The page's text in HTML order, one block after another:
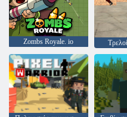
Zombs Royale. io